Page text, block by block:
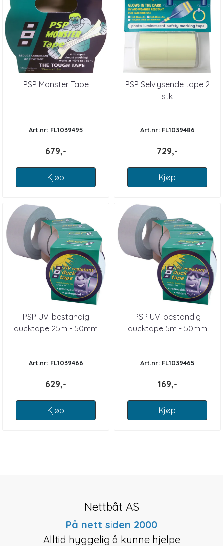
PSP Monster Tape
Art.nr: FL1039495
679,-
Kjøp
PSP Selvlysende tape 2
stk
Art.nr: FL1039486
729,-
Kjøp
PSP UV-bestandig
ducktape 25m - 50mm
Art.nr: FL1039466
629,-
Kjøp
PSP UV-bestandig
ducktape 5m - 50mm
Art.nr: FL1039465
169,-
Kjøp
Nettbåt AS
På nett siden 2000
Alltid hyggelig å kunne hjelpe